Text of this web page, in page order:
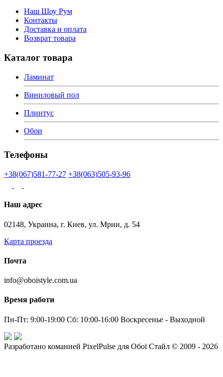
Наш Шоу Рум
Контакты
Доставка и оплата
Возврат товара
Каталог товара
Ламинат
Виниловый пол
Плинтус
Обои
Телефоны
+38(067)581-77-27 +38(063)505-93-96
Наш адрес
02148, Украина, г. Киев, ул. Мрии, д. 54
Карта проезда
Почта
info@oboistyle.com.ua
Время работи
Пн-Пт: 9:00-19:00 Сб: 10:00-16:00 Воскресенье - Выходной
Разработано команией PixelPulse для Обої Стайл © 2009 - 2026